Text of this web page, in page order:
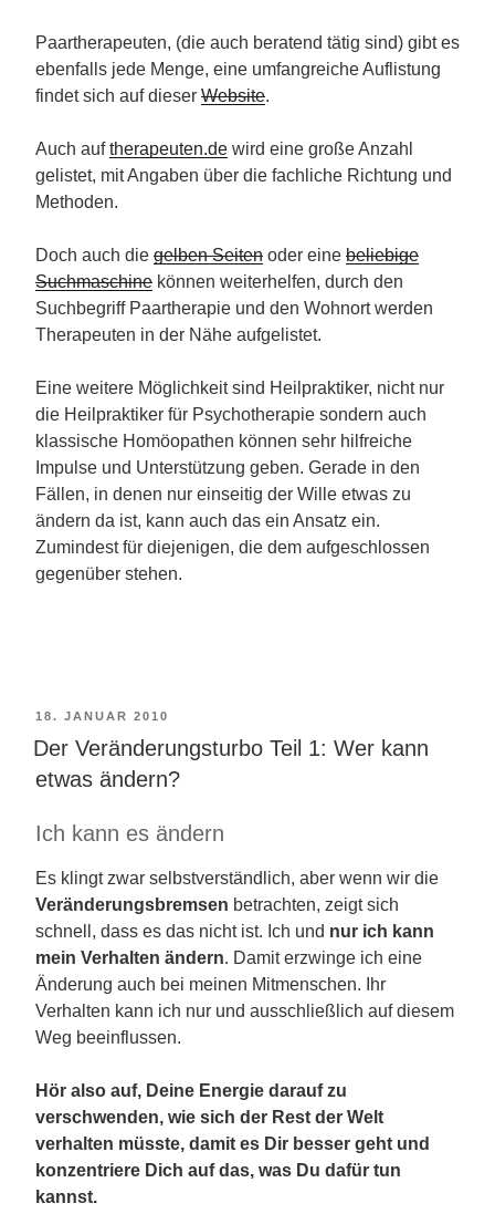
Paartherapeuten, (die auch beratend tätig sind) gibt es
ebenfalls jede Menge, eine umfangreiche Auflistung
findet sich auf dieser Website.
Auch auftherapeuten.de wird eine große Anzahl
gelistet, mit Angaben über die fachliche Richtung und
Methoden.
Doch auch die gelben Seiten oder eine beliebige
Suchmaschine können weiterhelfen, durch den
Suchbegriff Paartherapie und den Wohnort werden
Therapeuten in der Nähe aufgelistet.
Eine weitere Möglichkeit sind Heilpraktiker, nicht nur
die Heilpraktiker für Psychotherapie sondern auch
klassische Homöopathen können sehr hilfreiche
Impulse und Unterstützung geben. Gerade in den
Fällen, in denen nur einseitig der Wille etwas zu
ändern da ist, kann auch das ein Ansatz ein.
Zumindest für diejenigen, die dem aufgeschlossen
gegenüber stehen.
VERÖFFENTLICHT
AM
18. JANUAR 2010
Der Veränderungsturbo Teil 1: Wer kann
etwas ändern?
Ich kann es ändern
Es klingt zwar selbstverständlich, aber wenn wir die
Veränderungsbremsen betrachten, zeigt sich
schnell, dass es das nicht ist. Ich und nur ich kann
mein Verhalten ändern. Damit erzwinge ich eine
Änderung auch bei meinen Mitmenschen. Ihr
Verhalten kann ich nur und ausschließlich auf diesem
Weg beeinflussen.
Hör also auf, Deine Energie darauf zu
verschwenden, wie sich der Rest der Welt
verhalten müsste, damit es Dir besser geht und
konzentriere Dich auf das, was Du dafür tun
kannst.